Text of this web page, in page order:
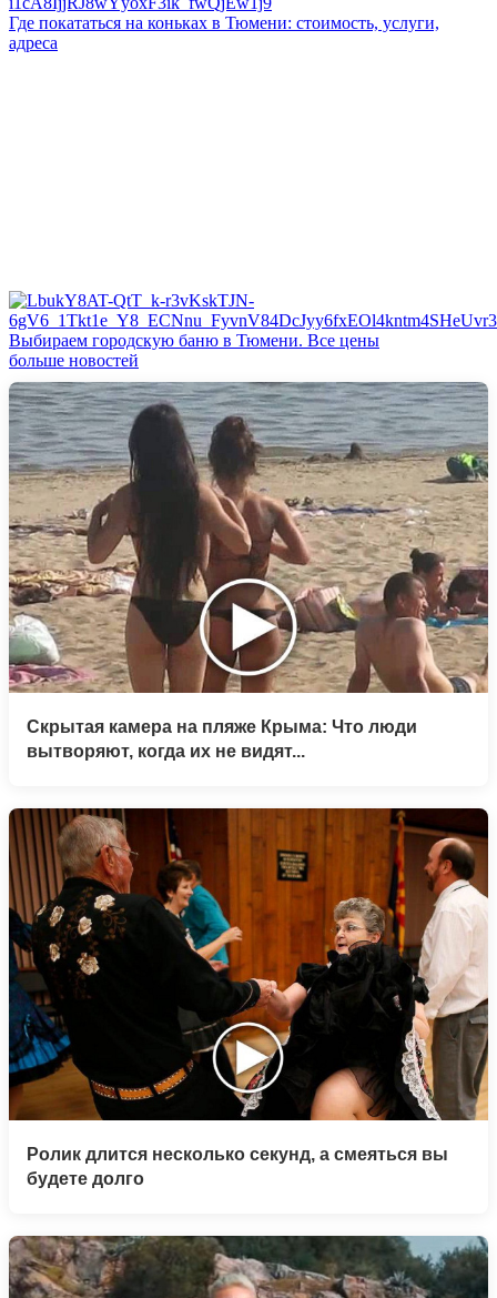
Где покататься на коньках в Тюмени: стоимость, услуги,
адреса
Выбираем городскую баню в Тюмени. Все цены
больше новостей
Скрытая камера на пляже Крыма: Что люди
вытворяют, когда их не видят...
Ролик длится несколько секунд, а смеяться вы
будете долго